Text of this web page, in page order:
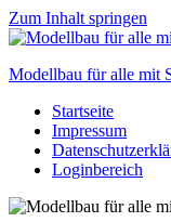
Zum Inhalt springen
Modellbau für alle mit
Scale
modelling
to
Startseite
Impressum
Loginbereich